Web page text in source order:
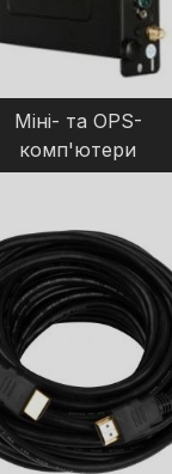
Міні- та OPS-
комп'ютери